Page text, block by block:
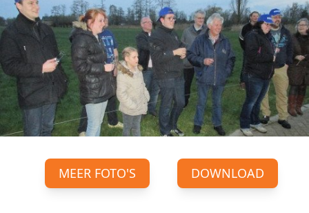
MEER FOTO'S DOWNLOAD